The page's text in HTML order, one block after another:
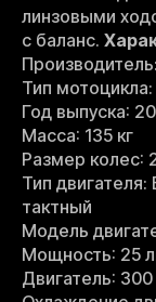
линзовыми
с баланс.
Тип
Год выпуска:
Масса: 135 кг
Размер колес:
Тип
тактный
Модель
Мощность: 25
Двигатель: 300